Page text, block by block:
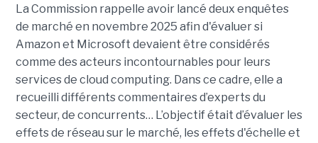
La Commission rappelle avoir lancé deux enquêtes
de marché en novembre 2025 afin d'évaluer si
Amazon et Microsoft devaient être considérés
comme des acteurs incontournables pour leurs
services de cloud computing. Dans ce cadre, elle a
recueilli différents commentaires d’experts du
secteur, de concurrents… L’objectif était d’évaluer les
effets de réseau sur le marché, les effets d'échelle et